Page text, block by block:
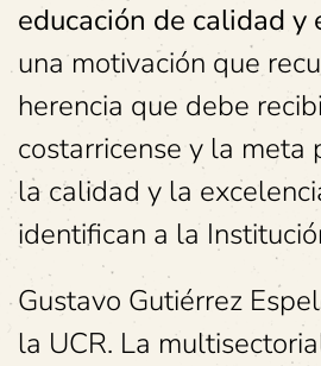
educación de calidad y
una motivación que
herencia que debe
costarricense y la meta
la calidad y la
identifican a la
Gustavo Gutiérrez
la UCR. La